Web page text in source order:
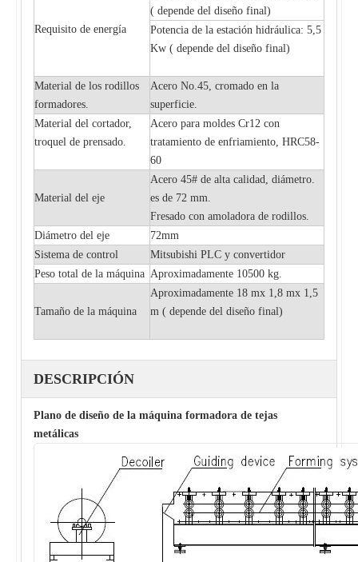
Requisito de energía
( depende del diseño final)
Potencia de la estación hidráulica: 5,5
Kw ( depende del diseño final)
Material de los rodillos
formadores.
Acero No.45, cromado en la
superficie.
Material del cortador,
troquel de prensado.
Acero para moldes Cr12 con
tratamiento de enfriamiento, HRC58-
60
Material del eje
Acero 45# de alta calidad, diámetro.
es de 72 mm.
Fresado con amoladora de rodillos.
Diámetro del eje
72mm
Sistema de control
Mitsubishi PLC y convertidor
Peso total de la máquina Aproximadamente 10500 kg.
Tamaño de la máquina
Aproximadamente 18 mx 1,8 mx 1,5
m ( depende del diseño final)
DESCRIPCIÓN
Plano de diseño de la máquina formadora de tejas
metálicas